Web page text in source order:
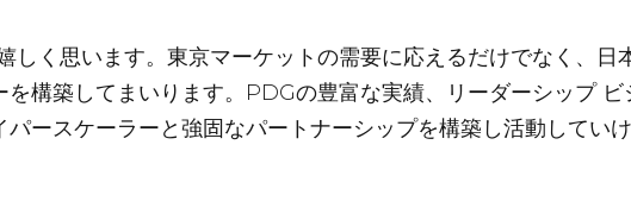
しく思います。東京マーケットの需要に応えるだけでなく、
構築してまいります。PDGの豊富な実績、リーダーシップ
ースケーラーと強固なパートナーシップを構築し活動してい